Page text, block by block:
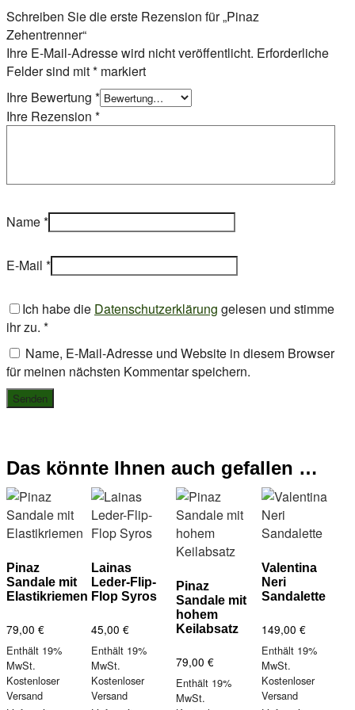
Schreiben Sie die erste Rezension für „Pinaz
Zehentrenner“
Ihre E-Mail-Adresse wird nicht veröffentlicht. Erforderliche
Felder sind mit* markiert
Ihre Bewertung *
Ihre Rezension *
Name*
E-Mail *
Ich habe die Datenschutzerklärung gelesen und stimme
ihr zu. *
Name, E-Mail-Adresse und Website in diesem Browser
für meinen nächsten Kommentar speichern.
Das könnte Ihnen auch gefallen …
Pinaz
Sandale mit
Elastikriemen
79,00 €
Enthält 19%
MwSt.
Kostenloser
Versand
Lainas
Leder-Flip-
Flop Syros
45,00€
Enthält 19%
MwSt.
Kostenloser
Versand
Pinaz
Sandale mit
hohem
Keilabsatz
79,00€
Enthält 19%
MwSt.
Valentina
Neri
Sandalette
149,00 €
Enthält 19%
MwSt.
Kostenloser
Versand